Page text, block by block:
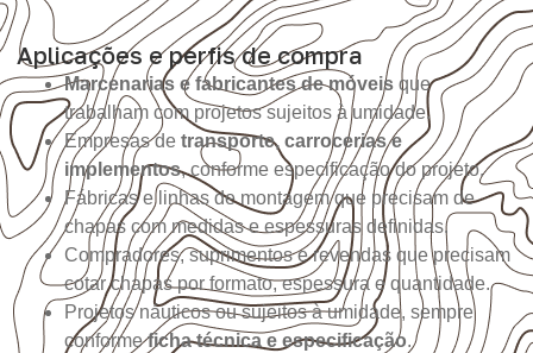
Aplicações e perfis de compra
Marcenarias e fabricantes de móveis que
trabalham com projetos sujeitos à umidade.
Empresas de transporte, carrocerias e
implementos, conforme especificação do projeto.
Fábricas e linhas de montagem que precisam de
chapas com medidas e espessuras definidas.
Compradores, suprimentos e revendas que precisam
cotar chapas por formato, espessura e quantidade.
Projetos náuticos ou sujeitos à umidade, sempre
conformeficha técnica e especificação.